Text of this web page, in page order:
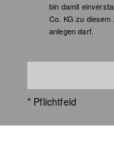
bin damit
Co. KG zu
anlegen darf.
* Pflichtfeld